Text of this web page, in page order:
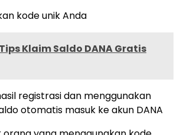
kode unik Anda
Tips Klaim Saldo DANA Gratis
registrasi dan menggunakan
otomatis masuk ke akun DANA